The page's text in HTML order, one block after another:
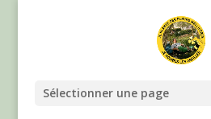
Sélectionner une page